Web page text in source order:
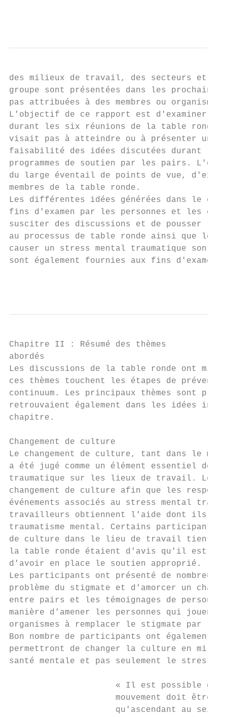
des milieux de travail, des secteurs et du
groupe sont présentées dans les
pas attribuées à des membres ou
L'objectif de ce rapport est d'examiner
durant les six réunions de la table ronde.
visait pas à atteindre ou à présenter un
faisabilité des idées discutées durant les
programmes de soutien par les pairs.
du large éventail de points de vue,
membres de la table ronde.
Les différentes idées générées dans le
fins d'examen par les personnes et les
susciter des discussions et de pousser
au processus de table ronde ainsi que les
causer un stress mental traumatique sont
sont également fournies aux fins d'examen
Chapitre II : Résumé des thèmes
abordés
Les discussions de la table ronde ont mis
ces thèmes touchent les étapes de
continuum. Les principaux thèmes sont
retrouvaient également dans les idées
chapitre.
Changement de culture
Le changement de culture, tant dans le
a été jugé comme un élément essentiel de
traumatique sur les lieux de travail. Les
changement de culture afin que les
événements associés au stress mental
travailleurs obtiennent l'aide dont ils ont
traumatisme mental. Certains participants
de culture dans le lieu de travail tient
la table ronde étaient d'avis qu'il est
d'avoir en place le soutien approprié.
Les participants ont présenté de
problème du stigmate et d'amorcer un
entre pairs et les témoignages de
manière d'amener les personnes qui
organismes à remplacer le stigmate par
Bon nombre de participants ont
permettront de changer la culture en
santé mentale et pas seulement le stress
« Il est possible de
mouvement doit être
qu'ascendant au sein